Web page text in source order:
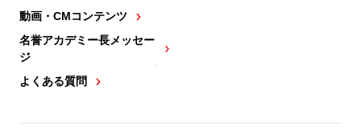
動画・CMコンテンツ
名誉アカデミー長メッセー
ジ
よくある質問